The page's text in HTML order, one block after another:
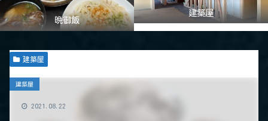
晩御飯
建築屋
建築屋
建築屋
2021.08.22